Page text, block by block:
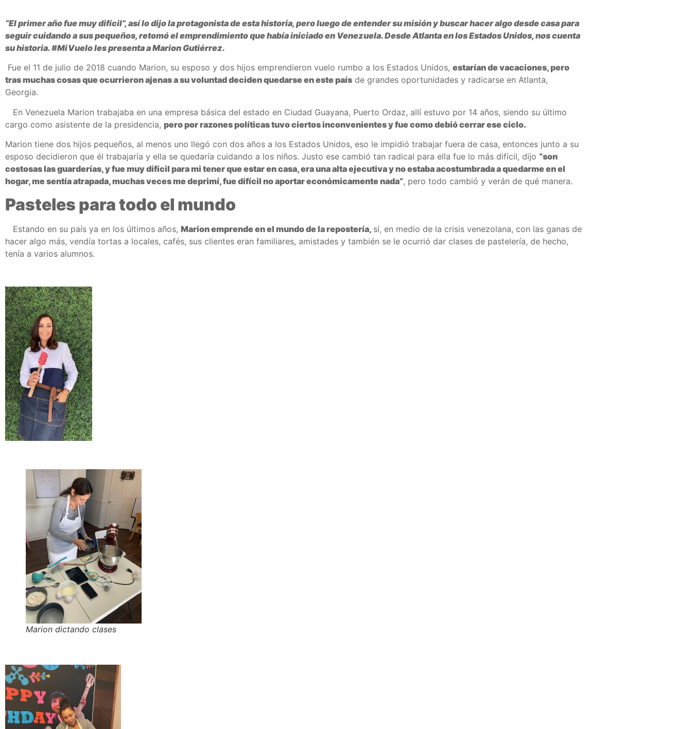
“El primer año fue muy difícil”, así lo dijo la protagonista de esta historia, pero luego de entender su misión y buscar hacer algo desde casa para
seguir cuidando a sus pequeños, retomó el emprendimiento que había iniciado en Venezuela. Desde Atlanta en los Estados Unidos, nos cuenta
su historia. #MiVuelo les presenta a Marion Gutiérrez.
Fue el 11 de julio de 2018 cuando Marion, su esposo y dos hijos emprendieron vuelo rumbo a los Estados Unidos, estarían de vacaciones, pero
tras muchas cosas que ocurrieron ajenas a su voluntad deciden quedarse en este país de grandes oportunidades y radicarse en Atlanta,
Georgia.
En Venezuela Marion trabajaba en una empresa básica del estado en Ciudad Guayana, Puerto Ordaz, allí estuvo por 14 años, siendo su último
cargo como asistente de la presidencia, pero por razones políticas tuvo ciertos inconvenientes y fue como debió cerrar ese ciclo.
Marion tiene dos hijos pequeños, al menos uno llegó con dos años a los Estados Unidos, eso le impidió trabajar fuera de casa, entonces junto a su
esposo decidieron que él trabajaría y ella se quedaría cuidando a los niños. Justo ese cambió tan radical para ella fue lo más difícil, dijo “son
costosas las guarderías, y fue muy difícil para mi tener que estar en casa, era una alta ejecutiva y no estaba acostumbrada a quedarme en el
hogar, me sentía atrapada, muchas veces me deprimí, fue difícil no aportar económicamente nada”, pero todo cambió y verán de qué manera.
Pasteles para todo el mundo
Estando en su país ya en los últimos años, Marion emprende en el mundo de la repostería, sí, en medio de la crisis venezolana, con las ganas de
hacer algo más, vendía tortas a locales, cafés, sus clientes eran familiares, amistades y también se le ocurrió dar clases de pastelería, de hecho,
tenía a varios alumnos.
Marion dictando clases